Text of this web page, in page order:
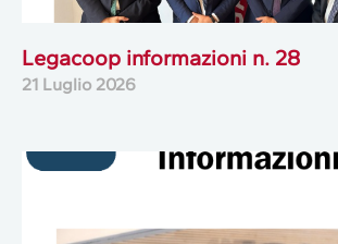
Legacoop informazioni n. 28
21 Luglio 2026